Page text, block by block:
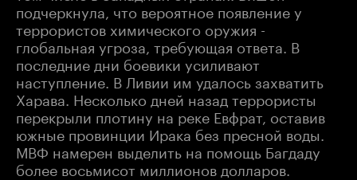
подчеркнула, что вероятное появление у
террористов химического оружия -
глобальная угроза, требующая ответа. В
последние дни боевики усиливают
наступление. В Ливии им удалось захватить
Харава. Несколько дней назад террористы
перекрыли плотину на реке Евфрат, оставив
южные провинции Ирака без пресной воды.
МВФ намерен выделить на помощь Багдаду
более восьмисот миллионов долларов.